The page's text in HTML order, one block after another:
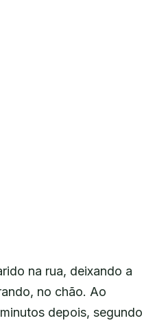
na rua, deixando a
no chão. Ao
depois, segundo